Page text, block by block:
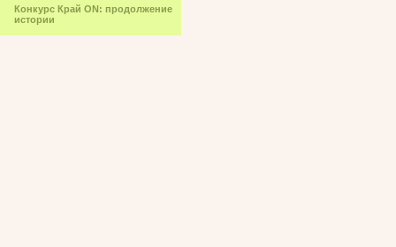
Конкурс Край ON: продолжение
истории